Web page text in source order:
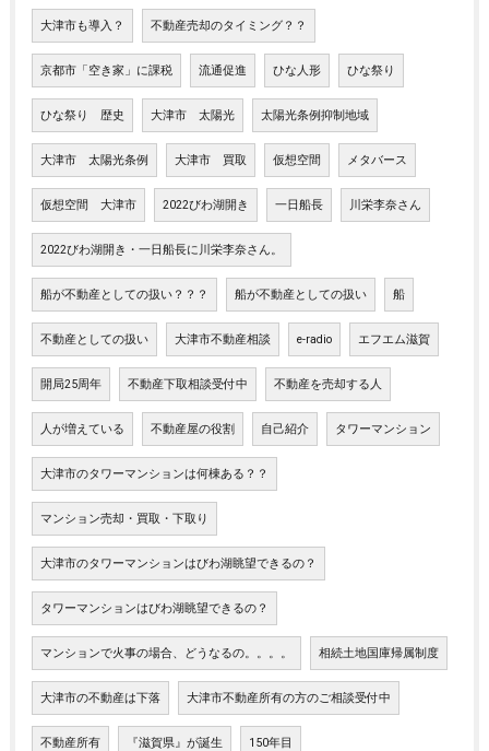
大津市も導入？ 不動産売却のタイミング？？
京都市「空き家」に課税 流通促進 ひな人形 ひな祭り
ひな祭り 歴史 大津市 太陽光 太陽光条例抑制地域
大津市 太陽光条例 大津市 買取 仮想空間 メタバース
仮想空間 大津市 2022びわ湖開き 一日船長 川栄李奈さん
2022びわ湖開き・一日船長に川栄李奈さん。
船が不動産としての扱い？？？ 船が不動産としての扱い 船
不動産としての扱い 大津市不動産相談 e-radio エフエム滋賀
開局25周年 不動産下取相談受付中 不動産を売却する人
人が増えている 不動産屋の役割 自己紹介 タワーマンション
大津市のタワーマンションは何棟ある？？
マンション売却・買取・下取り
大津市のタワーマンションはびわ湖眺望できるの？
タワーマンションはびわ湖眺望できるの？
マンションで火事の場合、どうなるの。。。。 相続土地国庫帰属制度
大津市の不動産は下落 大津市不動産所有の方のご相談受付中
不動産所有 『滋賀県』が誕生 150年目